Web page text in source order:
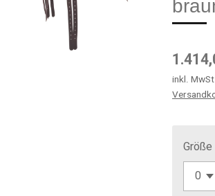
inkl. MwSt
Größe